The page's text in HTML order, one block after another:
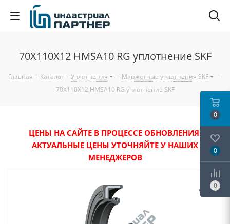
70X110X12 HMSA10 RG уплотнение SKF
Главная - Каталог - Уплотнения - Манжетные уплотнения SKF
-
70X110X12 HMSA10 RG уплотнение SKF
ЦЕНЫ НА САЙТЕ В ПРОЦЕССЕ ОБНОВЛЕНИЯ.
АКТУАЛЬНЫЕ ЦЕНЫ УТОЧНЯЙТЕ У НАШИХ
МЕНЕДЖЕРОВ
0
0
0